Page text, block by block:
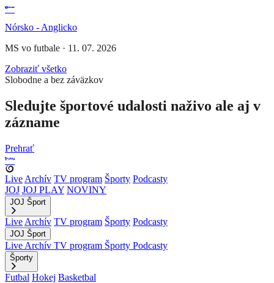
Nórsko - Anglicko
MS vo futbale · 11. 07. 2026
Zobraziť všetko
Slobodne a bez záväzkov
Sledujte športové udalosti naživo ale aj v
zázname
Prehrať
Live Archív TV program Športy Podcasty
JOJ JOJ PLAY NOVINY
JOJ Šport
Live Archív TV program Športy Podcasty
JOJ Šport
Live Archív TV program Športy Podcasty
Športy
Futbal Hokej Basketbal